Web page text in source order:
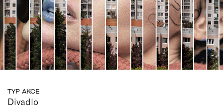
TYP AKCE
Divadlo